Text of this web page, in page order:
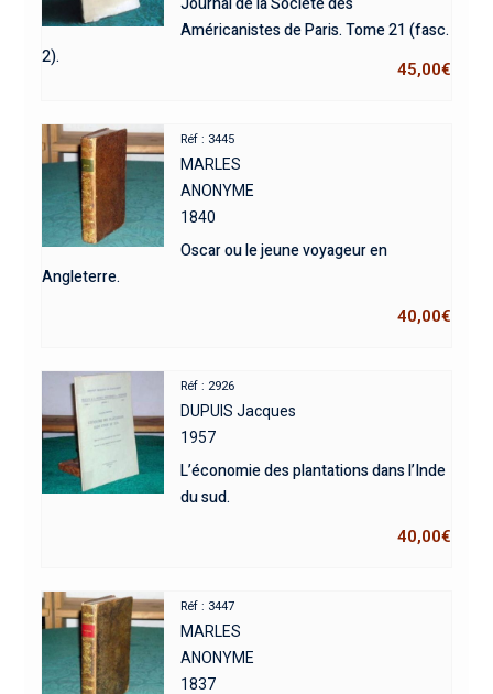
Américanistes de Paris. Tome 21 (fasc.
2).
45,00€
Réf : 3445
MARLES
ANONYME
1840
Oscar ou le jeune voyageur en
Angleterre.
40,00€
Réf : 2926
DUPUIS Jacques
1957
L’économie des plantations dans l’Inde
du sud.
40,00€
Réf : 3447
MARLES
ANONYME
1837